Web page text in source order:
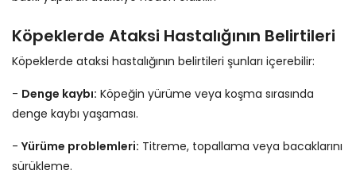
Köpeklerde Ataksi Hastalığının Belirtileri
Köpeklerde ataksi hastalığının belirtileri şunları içerebilir:
- Denge kaybı: Köpeğin yürüme veya koşma sırasında
denge kaybı yaşaması.
- Yürüme problemleri: Titreme, topallama veya bacaklarını
sürükleme.